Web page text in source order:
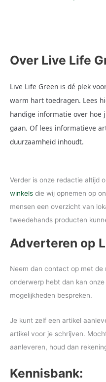
Over Live Life
Live Life Green is dé plek
warm hart toedragen. Lees
handige informatie over hoe
gaan. Of lees informatieve
duurzaamheid inhoudt.
Verder is onze redactie altijd
winkels die wij opnemen op
mensen een overzicht van
tweedehands producten
Adverteren op
Neem dan contact op met de
onderwerp hebt dan kan
mogelijkheden bespreken.
Je kunt zelf een artikel
artikel voor je schrijven.
aanleveren, houd dan
Kennisbank: